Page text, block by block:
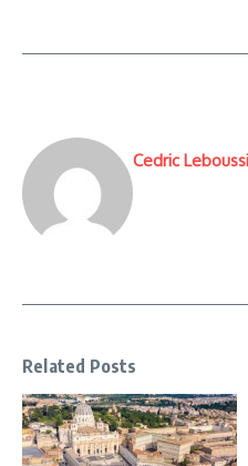
Cedric Leboussi
Related Posts